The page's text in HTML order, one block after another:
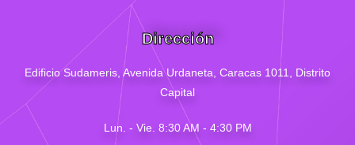
Dirección
Edificio Sudameris, Avenida Urdaneta, Caracas 1011, Distrito
Capital
Lun. - Vie. 8:30 AM - 4:30 PM